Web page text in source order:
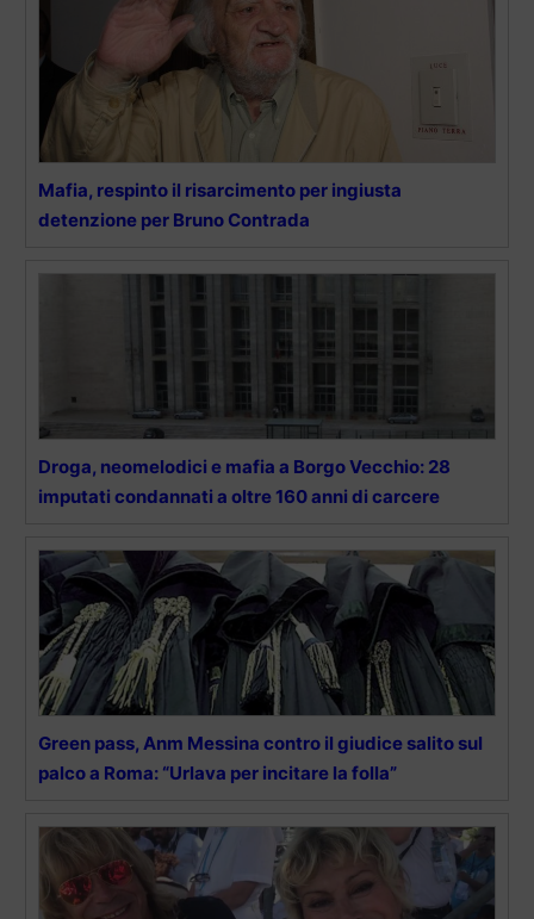
Mafia, respinto il risarcimento per ingiusta
detenzione per Bruno Contrada
Droga, neomelodici e mafia a Borgo Vecchio: 28
imputati condannati a oltre 160 anni di carcere
Green pass, Anm Messina contro il giudice salito sul
palco a Roma: “Urlava per incitare la folla”